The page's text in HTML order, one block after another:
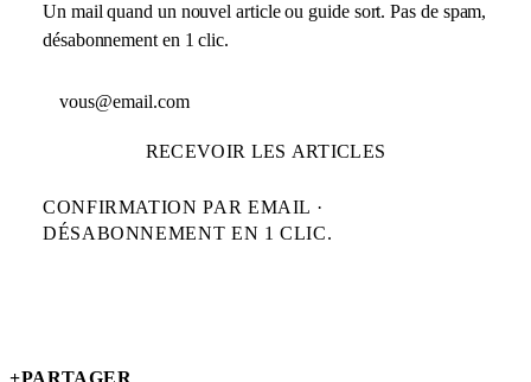
Un mail quand un nouvel article ou guide sort. Pas de spam,
désabonnement en 1 clic.
RECEVOIR LES ARTICLES
CONFIRMATION PAR EMAIL ·
DÉSABONNEMENT EN 1 CLIC.
+PARTAGER